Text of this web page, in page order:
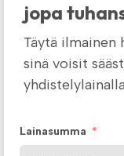
jopa
Täytä ilmainen
sinä voisit
Lainasumma